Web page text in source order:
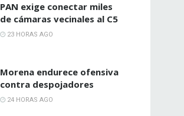
PAN exige conectar miles
de cámaras vecinales al C5
23 HORAS AGO
Morena endurece ofensiva
contra despojadores
24 HORAS AGO